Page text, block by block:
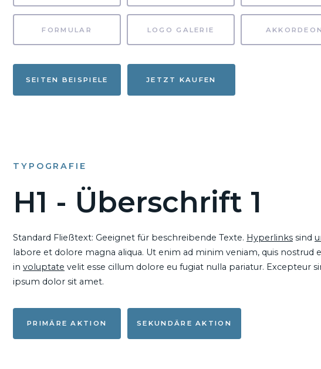
FORMULAR LOGO GALERIE AKKORDEON
SEITEN BEISPIELE JETZT KAUFEN
TYPOGRAFIE
H1 - Überschrift 1
Standard Fließtext: Geeignet für beschreibende Texte. Hyperlinks sind
labore et dolore magna aliqua. Ut enim ad minim veniam, quis
in voluptate velit esse cillum dolore eu fugiat nulla pariatur. Excepteur
ipsum dolor sit amet.
PRIMÄRE AKTION SEKUNDÄRE AKTION